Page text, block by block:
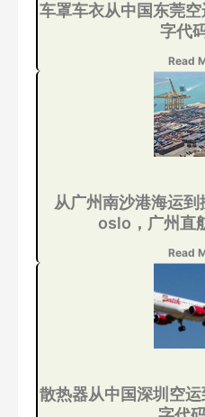
车罩车衣从中国东莞
字代
Read
从广州南沙港海运
oslo，广州直
Read
散热器从中国深圳空